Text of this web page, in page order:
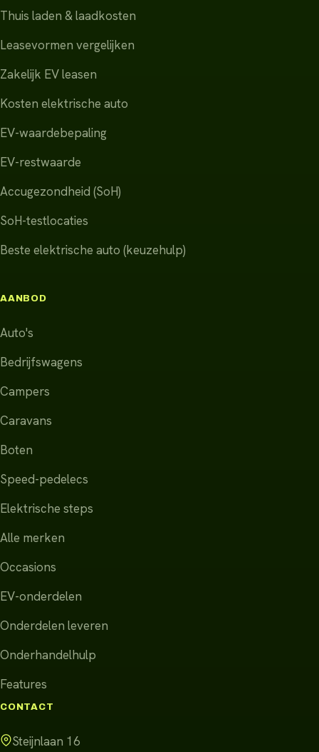
Thuis laden & laadkosten
Leasevormen vergelijken
Zakelijk EV leasen
Kosten elektrische auto
EV-waardebepaling
EV-restwaarde
Accugezondheid (SoH)
SoH-testlocaties
Beste elektrische auto (keuzehulp)
AANBOD
Auto's
Bedrijfswagens
Campers
Caravans
Boten
Speed-pedelecs
Elektrische steps
Alle merken
Occasions
EV-onderdelen
Onderdelen leveren
Onderhandelhulp
Features
CONTACT
Steijnlaan 16